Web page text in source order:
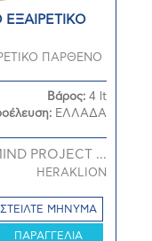
ΠΑΡΘΕΝΟ
Βάρος: 4 lt
ΕΛΛΑΔΑ
PROJECT ...
HERAKLION
ΣΤΕΙΛΤΕ ΜΗΝΥΜΑ
ΠΑΡΑΓΓΕΛΙΑ